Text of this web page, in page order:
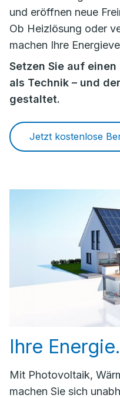
und eröffnen neue
Ob Heizlösung oder
machen Ihre
Setzen Sie auf
als Technik – und
gestaltet.
Jetzt kostenlose
Ihre
Mit Photovoltaik,
machen Sie sich